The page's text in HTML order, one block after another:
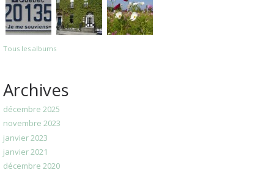
Tous les albums
Archives
décembre 2025
novembre 2023
janvier 2023
janvier 2021
décembre 2020